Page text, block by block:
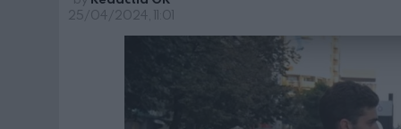
25/04/2024, 11:01